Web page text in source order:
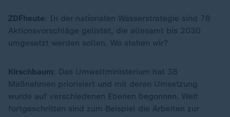
ZDFheute: In der nationalen Wasserstrategie sind 78
Aktionsvorschläge gelistet, die allesamt bis 2030
umgesetzt werden sollen. Wo stehen wir?
Kirschbaum: Das Umweltministerium hat 38
Maßnahmen priorisiert und mit deren Umsetzung
wurde auf verschiedenen Ebenen begonnen. Weit
fortgeschritten sind zum Beispiel die Arbeiten zur